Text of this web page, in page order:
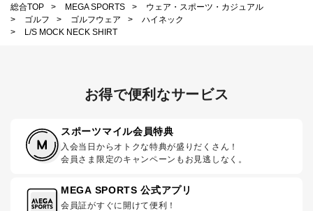
総合TOP
> MEGA SPORTS >
ウェア・スポーツ・カジュアル
>
ゴルフ > ゴルフウェア >
ハイネック
>
L/S MOCK NECK SHIRT
お得で便利なサービス
スポーツマイル会員特典
入会当日からオトクな特典が盛りだくさん！
会員さま限定のキャンペーンもお見逃しなく。
MEGA SPORTS 公式アプリ
会員証がすぐに開けて便利！